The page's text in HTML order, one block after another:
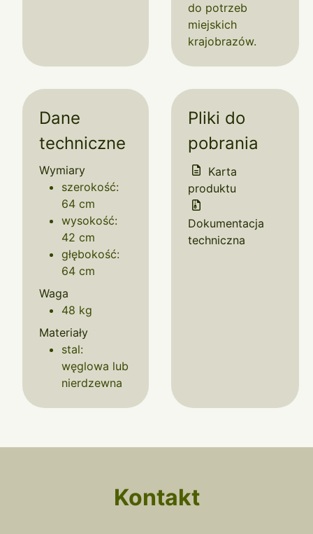
do potrzeb
miejskich
krajobrazów.
Dane
techniczne
Wymiary
szerokość:
64 cm
wysokość:
42 cm
głębokość:
64 cm
Waga
48 kg
Materiały
stal:
węglowa lub
nierdzewna
Pliki do
pobrania
Karta
produktu
Dokumentacja
techniczna
Kontakt